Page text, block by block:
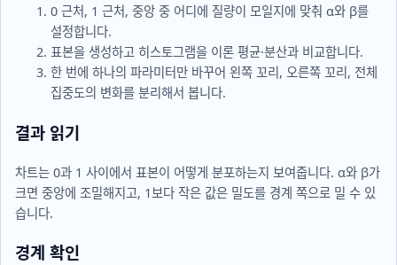
0 근처, 1 근처, 중앙 중 어디에 질량이 모일지에 맞춰 α와 β를
설정합니다.
표본을 생성하고 히스토그램을 이론 평균·분산과 비교합니다.
한 번에 하나의 파라미터만 바꾸어 왼쪽 꼬리, 오른쪽 꼬리, 전체
집중도의 변화를 분리해서 봅니다.
결과 읽기
차트는 0과 1 사이에서 표본이 어떻게 분포하는지 보여줍니다. α와 β가
크면 중앙에 조밀해지고, 1보다 작은 값은 밀도를 경계 쪽으로 밀 수 있
습니다.
경계 확인